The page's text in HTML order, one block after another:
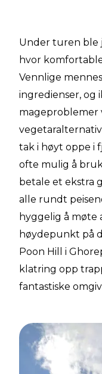
Under turen ble
hvor
Vennlige
ingredienser, og
mageproblemer
tak i høyt oppe i
ofte mulig å
betale et ekstra
alle rundt
hyggelig å møte
høydepunkt på
Poon Hill i
klatring opp
fantastiske